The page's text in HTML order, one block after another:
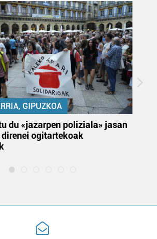
GIPUZKOA
du «jazarpen poliziala» jasan
ogitartekoak